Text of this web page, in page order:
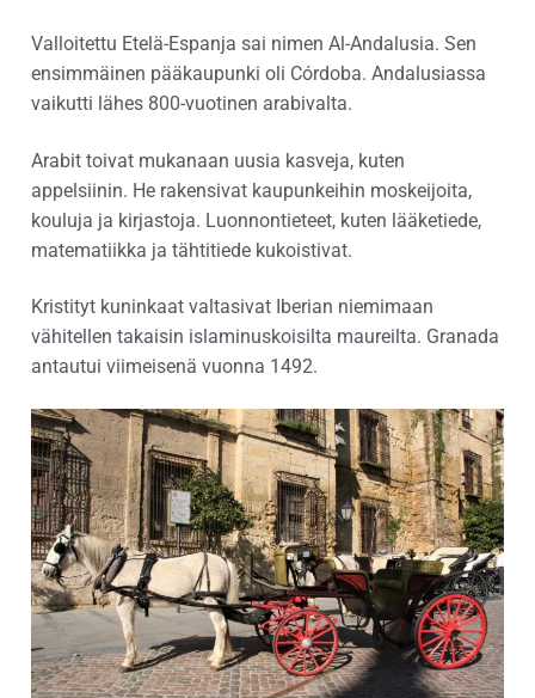
Valloitettu Etelä-Espanja sai nimen Al-Andalusia. Sen
ensimmäinen pääkaupunki oli Córdoba. Andalusiassa
vaikutti lähes 800-vuotinen arabivalta.
Arabit toivat mukanaan uusia kasveja, kuten
appelsiinin. He rakensivat kaupunkeihin moskeijoita,
kouluja ja kirjastoja. Luonnontieteet, kuten lääketiede,
matematiikka ja tähtitiede kukoistivat.
Kristityt kuninkaat valtasivat Iberian niemimaan
vähitellen takaisin islaminuskoisilta maureilta. Granada
antautui viimeisenä vuonna 1492.